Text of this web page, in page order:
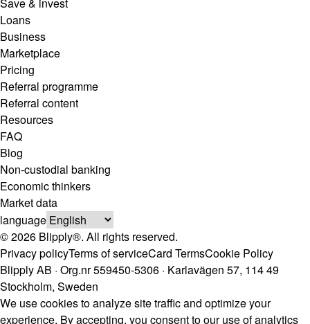
Loans
Business
Marketplace
Pricing
Referral programme
Referral content
Resources
FAQ
Blog
Non-custodial banking
Economic thinkers
Market data
language
© 2026 Blipply®. All rights reserved.
Privacy policyTerms of serviceCard TermsCookie Policy
Blipply AB · Org.nr 559450-5306 · Karlavägen 57, 114 49
Stockholm, Sweden
We use cookies to analyze site traffic and optimize your
experience. By accepting, you consent to our use of analytics